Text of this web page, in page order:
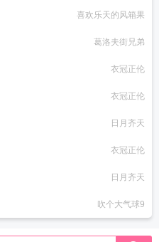
喜欢乐天的风箱果
葛洛夫街兄弟
衣冠正伦
衣冠正伦
日月齐天
衣冠正伦
日月齐天
吹个大气球9